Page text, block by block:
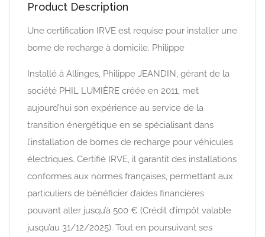
Product Description
Une certification IRVE est requise pour installer une
borne de recharge à domicile. Philippe
Installé à Allinges, Philippe JEANDIN, gérant de la
société PHIL LUMIÈRE créée en 2011, met
aujourd’hui son expérience au service de la
transition énergétique en se spécialisant dans
l’installation de bornes de recharge pour véhicules
électriques. Certifié IRVE, il garantit des installations
conformes aux normes françaises, permettant aux
particuliers de bénéficier d’aides financières
pouvant aller jusqu’à 500 € (Crédit d’impôt valable
jusqu’au 31/12/2025). Tout en poursuivant ses